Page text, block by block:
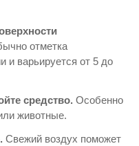
отметка
и варьируется от 5 до
средство. Особенно
животные.
Свежий воздух поможет